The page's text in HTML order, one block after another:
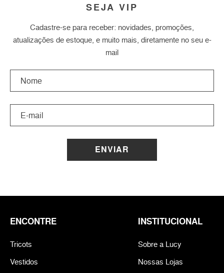
SEJA VIP
Cadastre-se para receber: novidades, promoções,
atualizações de estoque, e muito mais, diretamente no seu e-
mail
ENVIAR
ENCONTRE
Tricots
Vestidos
INSTITUCIONAL
Sobre a Lucy
Nossas Lojas